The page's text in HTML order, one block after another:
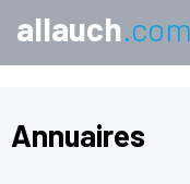
allauch.com
Annuaires